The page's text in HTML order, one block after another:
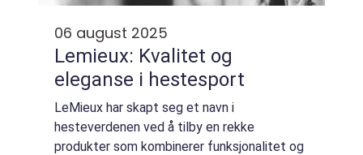
06 august 2025
Lemieux: Kvalitet og
eleganse i hestesport
LeMieux har skapt seg et navn i
hesteverdenen ved å tilby en rekke
produkter som kombinerer funksjonalitet og